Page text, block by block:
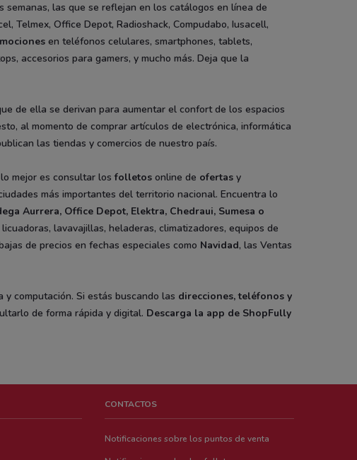
semanas, las que se reflejan en los catálogos en línea de
Telmex, Office Depot, Radioshack, Compudabo, Iusacell,
en teléfonos celulares, smartphones, tablets,
accesorios para gamers, y mucho más. Deja que la
de ella se derivan para aumentar el confort de los espacios
al momento de comprar artículos de electrónica, informática
las tiendas y comercios de nuestro país.
mejor es consultar losfolletos online de ofertas y
más importantes del territorio nacional. Encuentra lo
Aurrera, Office Depot, Elektra, Chedraui, Sumesa o
lavavajillas, heladeras, climatizadores, equipos de
de precios en fechas especiales como Navidad, las Ventas
computación. Si estás buscando las direcciones, teléfonos y
de forma rápida y digital. Descarga la app de ShopFully
CONTACTOS
Notificaciones sobre los puntos de venta